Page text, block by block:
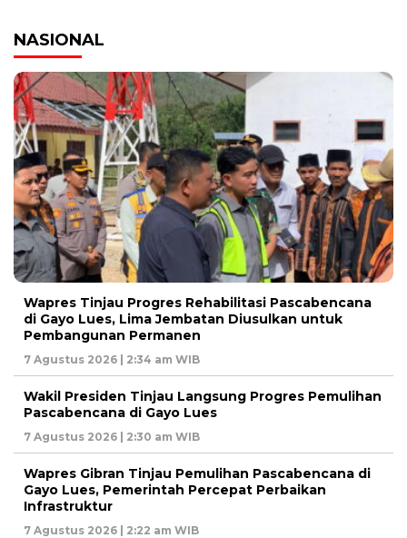
NASIONAL
Wapres Tinjau Progres Rehabilitasi Pascabencana
di Gayo Lues, Lima Jembatan Diusulkan untuk
Pembangunan Permanen
7 Agustus 2026 | 2:34 am WIB
Wakil Presiden Tinjau Langsung Progres Pemulihan
Pascabencana di Gayo Lues
7 Agustus 2026 | 2:30 am WIB
Wapres Gibran Tinjau Pemulihan Pascabencana di
Gayo Lues, Pemerintah Percepat Perbaikan
Infrastruktur
7 Agustus 2026 | 2:22 am WIB